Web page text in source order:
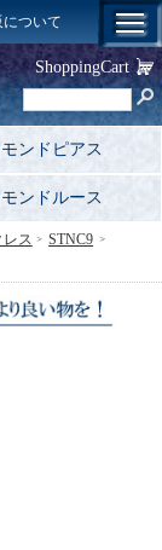
について
ンドピアス
ンドルース
ス
STNC9
ShoppingCart